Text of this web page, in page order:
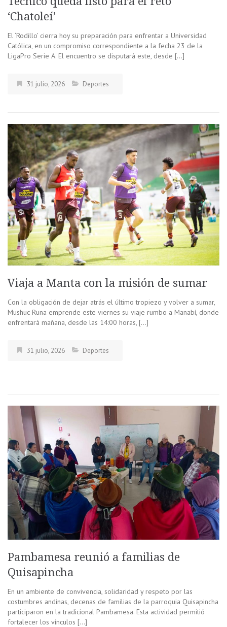
‘Chatoleí’
El ‘Rodillo’ cierra hoy su preparación para enfrentar a Universidad
Católica, en un compromiso correspondiente a la fecha 23 de la
LigaPro Serie A. El encuentro se disputará este, desde […]
31 julio, 2026 Deportes
Viaja a Manta con la misión de sumar
Con la obligación de dejar atrás el último tropiezo y volver a sumar,
Mushuc Runa emprende este viernes su viaje rumbo a Manabí, donde
enfrentará mañana, desde las 14:00 horas, […]
31 julio, 2026 Deportes
Pambamesa reunió a familias de
Quisapincha
En un ambiente de convivencia, solidaridad y respeto por las
costumbres andinas, decenas de familias de la parroquia Quisapincha
participaron en la tradicional Pambamesa. Esta actividad permitió
fortalecer los vínculos […]